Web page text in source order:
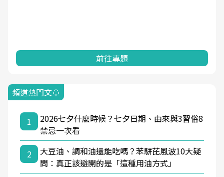
前往專題
頻道熱門文章
1
2026七夕什麼時候？七夕日期、由來與3習俗8
禁忌一次看
2
大豆油、調和油還能吃嗎？苯駢芘風波10大疑
問：真正該避開的是「這種用油方式」